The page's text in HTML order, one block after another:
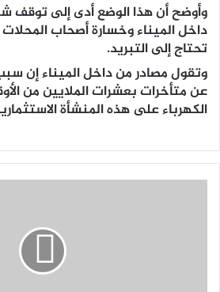
وأوضح أن هذا الوضع أدى إلى توقف
داخل الميناء وخسارة أصحاب
تحتاج إلى التبريد.
وتقول مصادر من داخل الميناء إن
عن متأخرات بعشرات الملايين من
الكهرباء على هذه المنشأة